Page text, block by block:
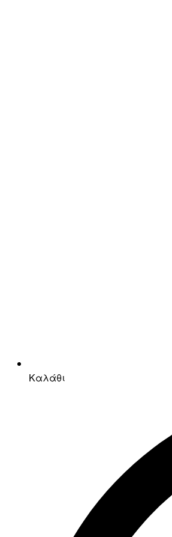
Καλάθι